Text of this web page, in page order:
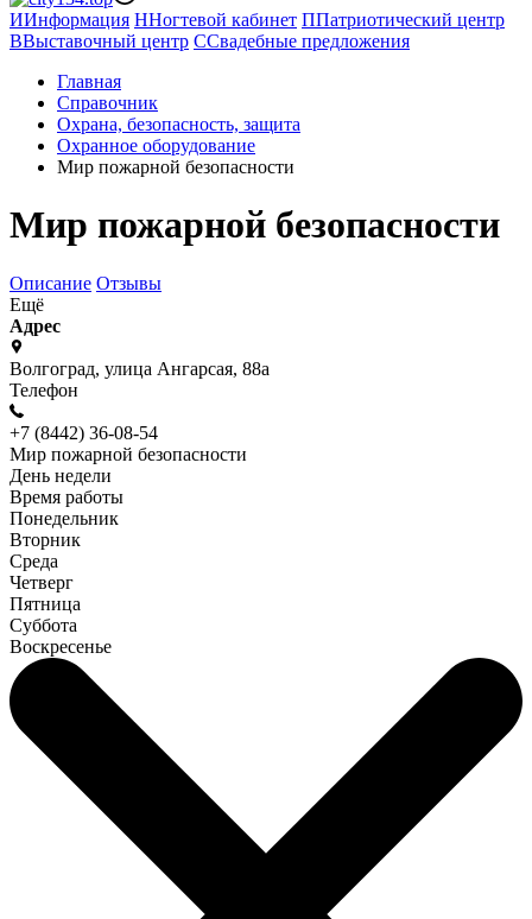
ИИнформация ННогтевой кабинет ППатриотический центр
ВВыставочный центр ССвадебные предложения
Главная
Справочник
Охрана, безопасность, защита
Охранное оборудование
Мир пожарной безопасности
Мир пожарной безопасности
Описание Отзывы
Ещё
Адрес
Волгоград, улица Ангарсая, 88а
Телефон
+7 (8442) 36-08-54
Мир пожарной безопасности
День недели
Время работы
Понедельник
Вторник
Среда
Четверг
Пятница
Суббота
Воскресенье